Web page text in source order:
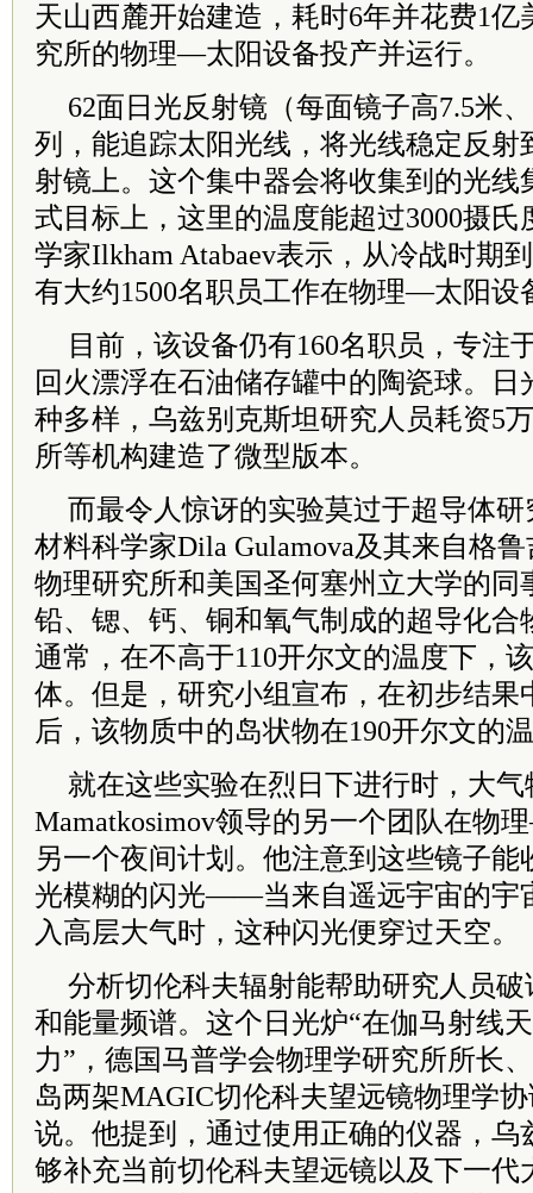
天山西麓开始建造，耗时6年并花费1亿
究所的物理—太阳设备投产并运行。
62面日光反射镜（每面镜子高7.5米
列，能追踪太阳光线，将光线稳定反射
射镜上。这个集中器会将收集到的光线
式目标上，这里的温度能超过3000摄
学家Ilkham Atabaev表示，从冷战时期
有大约1500名职员工作在物理—太阳设
目前，该设备仍有160名职员，专注
回火漂浮在石油储存罐中的陶瓷球。日
种多样，乌兹别克斯坦研究人员耗资5
所等机构建造了微型版本。
而最令人惊讶的实验莫过于超导体
材料科学家Dila Gulamova及其来自格
物理研究所和美国圣何塞州立大学的同
铅、锶、钙、铜和氧气制成的超导化合
通常，在不高于110开尔文的温度下，
体。但是，研究小组宣布，在初步结果
后，该物质中的岛状物在190开尔文的
就在这些实验在烈日下进行时，大气
Mamatkosimov领导的另一个团队在物
另一个夜间计划。他注意到这些镜子能
光模糊的闪光——当来自遥远宇宙的宇
入高层大气时，这种闪光便穿过天空。
分析切伦科夫辐射能帮助研究人员
和能量频谱。这个日光炉“在伽马射线
力”，德国马普学会物理学研究所所长
岛两架MAGIC切伦科夫望远镜物理学协
说。他提到，通过使用正确的仪器，乌
够补充当前切伦科夫望远镜以及下一代